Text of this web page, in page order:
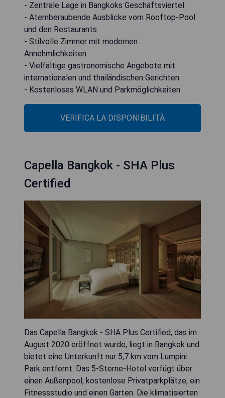
- Zentrale Lage in Bangkoks Geschäftsviertel
- Atemberaubende Ausblicke vom Rooftop-Pool
und den Restaurants
- Stilvolle Zimmer mit modernen
Annehmlichkeiten
- Vielfältige gastronomische Angebote mit
internationalen und thailändischen Gerichten
- Kostenloses WLAN und Parkmöglichkeiten
VERIFICA LA DISPONIBILITÀ
Capella Bangkok - SHA Plus
Certified
Das Capella Bangkok - SHA Plus Certified, das im
August 2020 eröffnet wurde, liegt in Bangkok und
bietet eine Unterkunft nur 5,7 km vom Lumpini
Park entfernt. Das 5-Sterne-Hotel verfügt über
einen Außenpool, kostenlose Privatparkplätze, ein
Fitnessstudio und einen Garten. Die klimatisierten